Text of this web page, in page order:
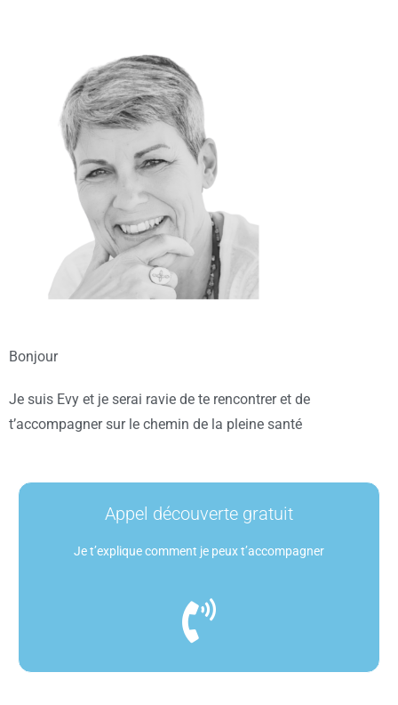
Bonjour
Je suis Evy et je serai ravie de te rencontrer et de
t’accompagner sur le chemin de la pleine santé
Appel découverte gratuit
Je t’explique comment je peux t’accompagner